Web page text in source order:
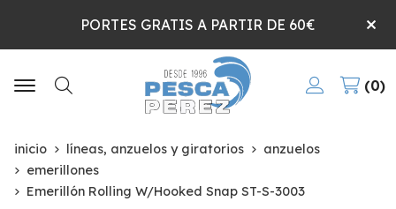
PORTES GRATIS A PARTIR DE 60€
Buscar
0
inicio líneas, anzuelos y giratorios
anzuelos
emerillones
Emerillón Rolling W/Hooked Snap ST-S-3003